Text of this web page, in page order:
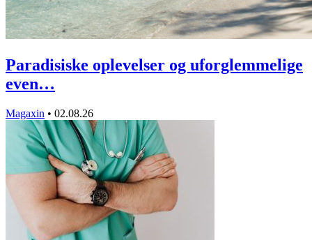
Paradisiske oplevelser og uforglemmelige
even…
Magaxin • 02.08.26